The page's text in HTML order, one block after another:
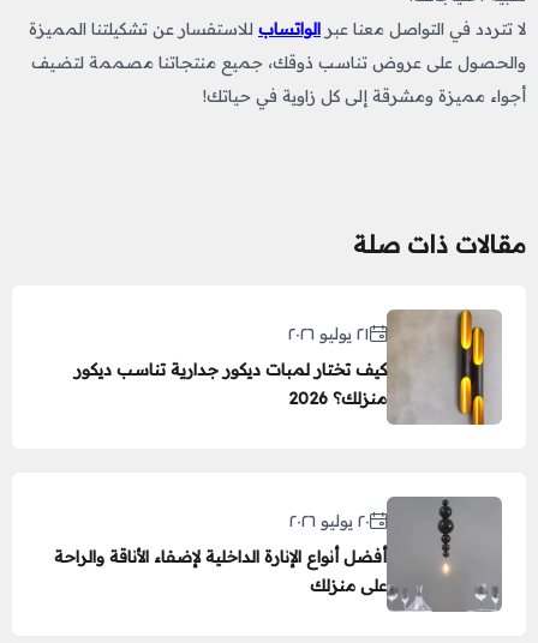
لا تتردد في التواصل معنا عبر الواتساب للاستفسار عن تشكيلتنا المميزة
والحصول على عروض تناسب ذوقك، جميع منتجاتنا مصممة لتضيف
أجواء مميزة ومشرقة إلى كل زاوية في حياتك!
مقالات ذات صلة
٢١ يوليو ٢٠٢٦
كيف تختار لمبات ديكور جدارية تناسب ديكور
منزلك؟ 2026
٢٠ يوليو ٢٠٢٦
أفضل أنواع الإنارة الداخلية لإضفاء الأناقة والراحة
على منزلك